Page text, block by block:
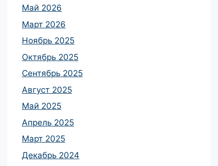
Май 2026
Март 2026
Ноябрь 2025
Октябрь 2025
Сентябрь 2025
Август 2025
Май 2025
Апрель 2025
Март 2025
Декабрь 2024